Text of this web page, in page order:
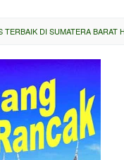
TERBAIK DI SUMATERA BARAT